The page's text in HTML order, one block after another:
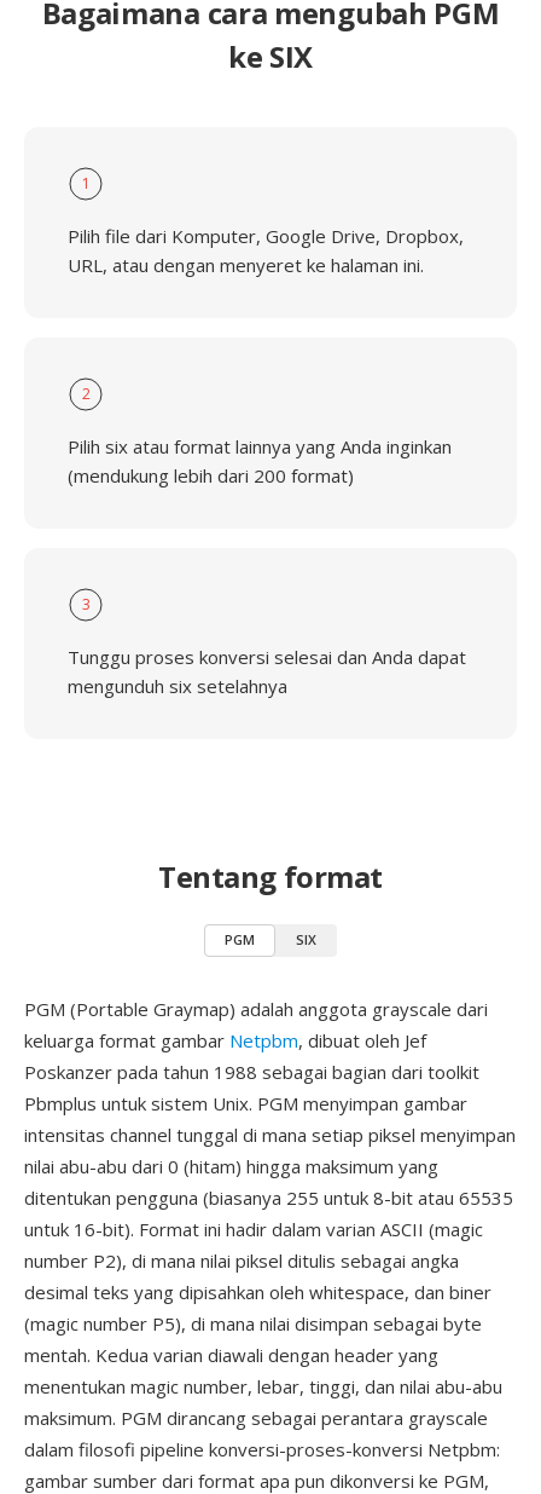
Bagaimana cara mengubah PGM
ke SIX
1
Pilih file dari Komputer, Google Drive, Dropbox,
URL, atau dengan menyeret ke halaman ini.
2
Pilih six atau format lainnya yang Anda inginkan
(mendukung lebih dari 200 format)
3
Tunggu proses konversi selesai dan Anda dapat
mengunduh six setelahnya
Tentang format
PGM SIX
PGM (Portable Graymap) adalah anggota grayscale dari
keluarga format gambar Netpbm, dibuat oleh Jef
Poskanzer pada tahun 1988 sebagai bagian dari toolkit
Pbmplus untuk sistem Unix. PGM menyimpan gambar
intensitas channel tunggal di mana setiap piksel menyimpan
nilai abu-abu dari 0 (hitam) hingga maksimum yang
ditentukan pengguna (biasanya 255 untuk 8-bit atau 65535
untuk 16-bit). Format ini hadir dalam varian ASCII (magic
number P2), di mana nilai piksel ditulis sebagai angka
desimal teks yang dipisahkan oleh whitespace, dan biner
(magic number P5), di mana nilai disimpan sebagai byte
mentah. Kedua varian diawali dengan header yang
menentukan magic number, lebar, tinggi, dan nilai abu-abu
maksimum. PGM dirancang sebagai perantara grayscale
dalam filosofi pipeline konversi-proses-konversi Netpbm:
gambar sumber dari format apa pun dikonversi ke PGM,